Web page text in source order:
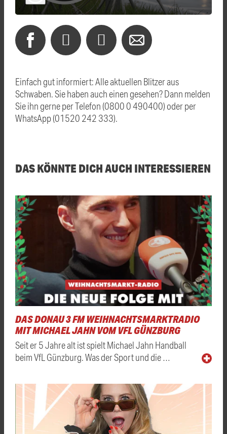
Einfach gut informiert: Alle aktuellen Blitzer aus
Schwaben. Sie haben auch einen gesehen? Dann melden
Sie ihn gerne per Telefon (0800 0 490400) oder per
WhatsApp (01520 242 333).
DAS KÖNNTE DICH AUCH INTERESSIEREN
DAS DONAU 3 FM WEIHNACHTSMARKTRADIO
MIT MICHAEL JAHN VOM VFL GÜNZBURG
Seit er 5 Jahre alt ist spielt Michael Jahn Handball
beim VfL Günzburg. Was der Sport und die …